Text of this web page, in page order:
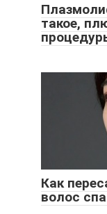
такое,
Как
волос